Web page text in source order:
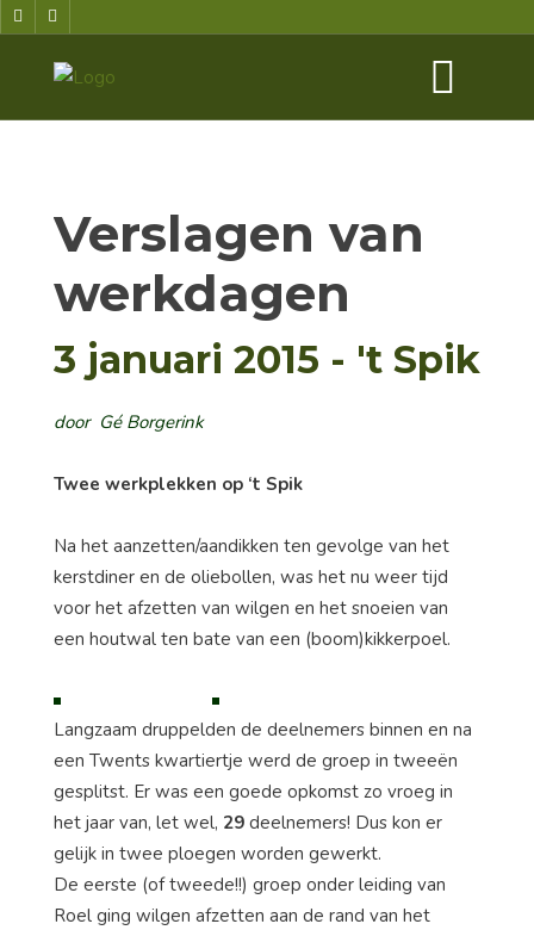
Verslagen van
werkdagen
3 januari 2015 - 't Spik
door Gé Borgerink
Twee werkplekken op ‘t Spik
Na het aanzetten/aandikken ten gevolge van het
kerstdiner en de oliebollen, was het nu weer tijd
voor het afzetten van wilgen en het snoeien van
een houtwal ten bate van een (boom)kikkerpoel.
Langzaam druppelden de deelnemers binnen en na
een Twents kwartiertje werd de groep in tweeën
gesplitst. Er was een goede opkomst zo vroeg in
het jaar van, let wel, 29 deelnemers! Dus kon er
gelijk in twee ploegen worden gewerkt.
De eerste (of tweede!!) groep onder leiding van
Roel ging wilgen afzetten aan de rand van het